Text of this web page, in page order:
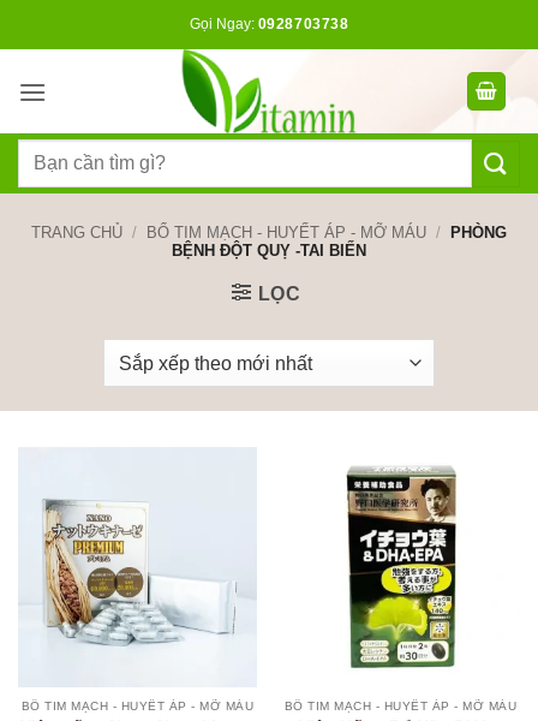
dung
Gọi Ngay: 0928703738
Tìm
TRANG CHỦ / BỔ TIM MẠCH - HUYẾT ÁP - MỠ MÁU /
PHÒNG
BỆNH ĐỘT QUỴ -TAI BIẾN
LỌC
BỔ TIM MẠCH - HUYẾT ÁP - MỠ MÁU BỔ TIM MẠCH - HUYẾT ÁP - MỠ MÁU